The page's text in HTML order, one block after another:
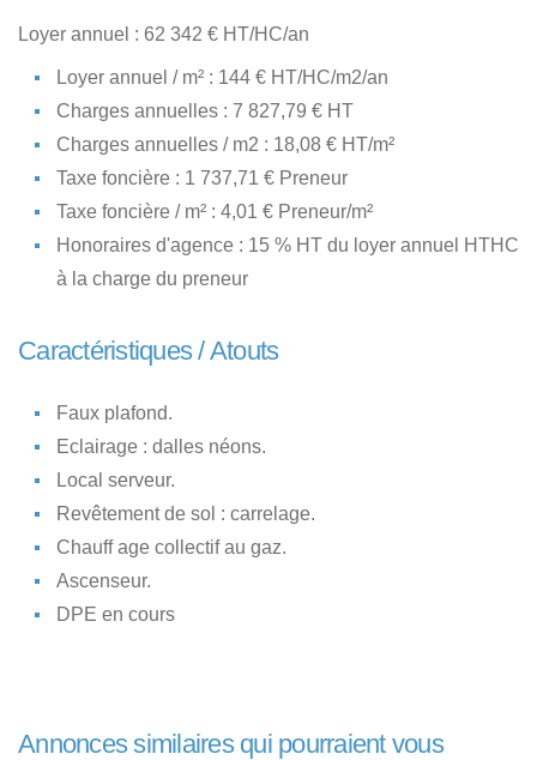
Loyer annuel : 62 342 € HT/HC/an
Loyer annuel / m² : 144 € HT/HC/m2/an
Charges annuelles : 7 827,79 € HT
Charges annuelles / m2 : 18,08 € HT/m²
Taxe foncière : 1 737,71 € Preneur
Taxe foncière / m² : 4,01 € Preneur/m²
Honoraires d'agence : 15 % HT du loyer annuel HTHC
à la charge du preneur
Caractéristiques / Atouts
Faux plafond.
Eclairage : dalles néons.
Local serveur.
Revêtement de sol : carrelage.
Chauff age collectif au gaz.
Ascenseur.
DPE en cours
Annonces similaires qui pourraient vous